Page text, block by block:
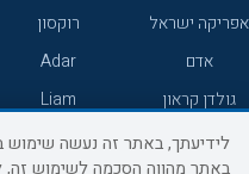
אפריקה ישראל
רוקסון
אדם
Adar
גולדן קראון
Liam
באתר מהווה הסכמה לשימוש זה,